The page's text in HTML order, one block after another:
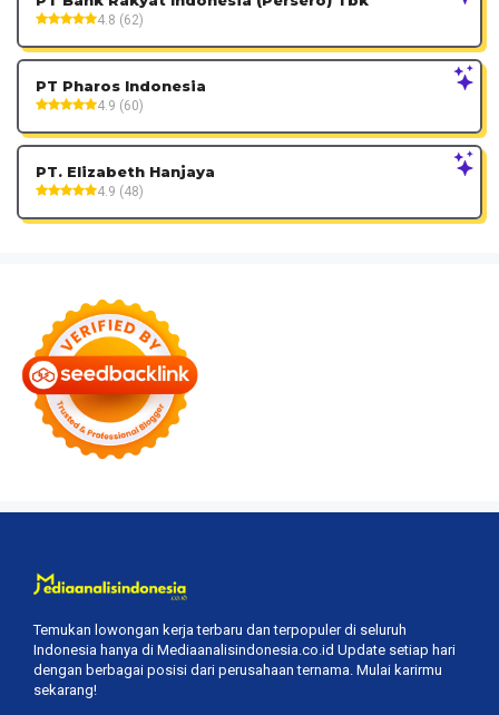
4.8 (62)
PT Pharos Indonesia
4.9 (60)
PT. Elizabeth Hanjaya
4.9 (48)
Temukan lowongan kerja terbaru dan terpopuler di seluruh
Indonesia hanya di Mediaanalisindonesia.co.id Update setiap hari
dengan berbagai posisi dari perusahaan ternama. Mulai karirmu
sekarang!